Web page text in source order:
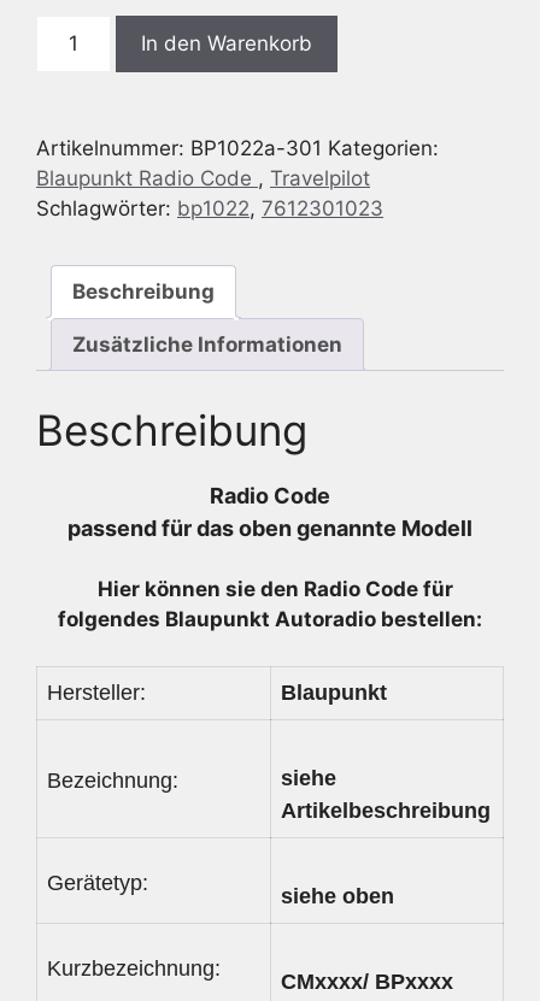
Blaupunkt
-
7
612
023
7612301023
In den Warenkorb
Artikelnummer: BP1022a-301 Kategorien:
Blaupunkt Radio Code , Travelpilot
Schlagwörter: bp1022, 7612301023
Beschreibung
Zusätzliche Informationen
Beschreibung
Radio Code
passend für das oben genannte Modell
Hier können sie den Radio Code für
folgendes Blaupunkt Autoradio bestellen:
Hersteller: Blaupunkt
Bezeichnung:
siehe
Artikelbeschreibung
Gerätetyp:
siehe oben
Kurzbezeichnung:
CMxxxx/ BPxxxx